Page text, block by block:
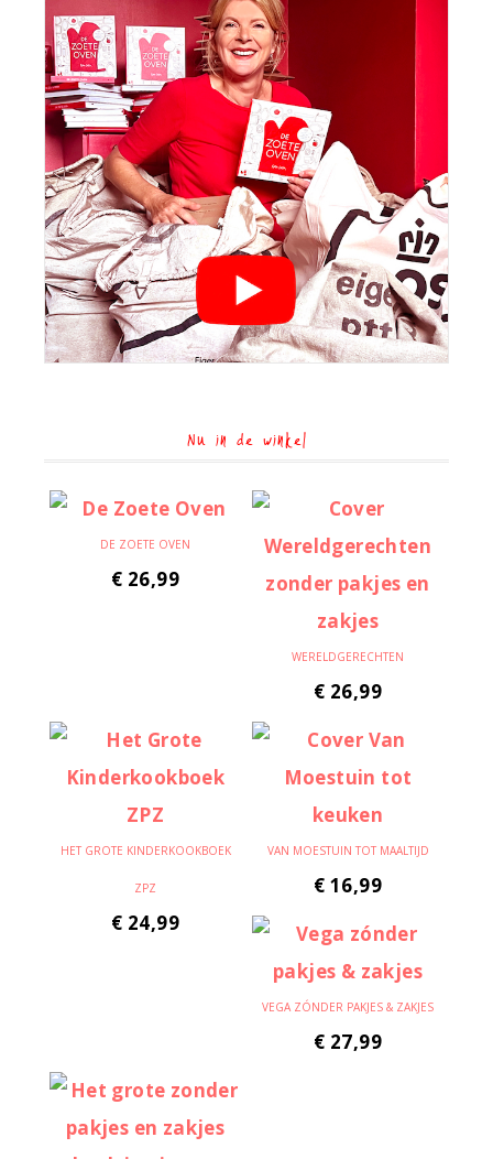
Nu in de winkel
DE ZOETE OVEN
€ 26,99
WERELDGERECHTEN
€ 26,99
HET GROTE KINDERKOOKBOEK
ZPZ
€ 24,99
VAN MOESTUIN TOT MAALTIJD
€ 16,99
VEGA ZÓNDER PAKJES & ZAKJES
€ 27,99